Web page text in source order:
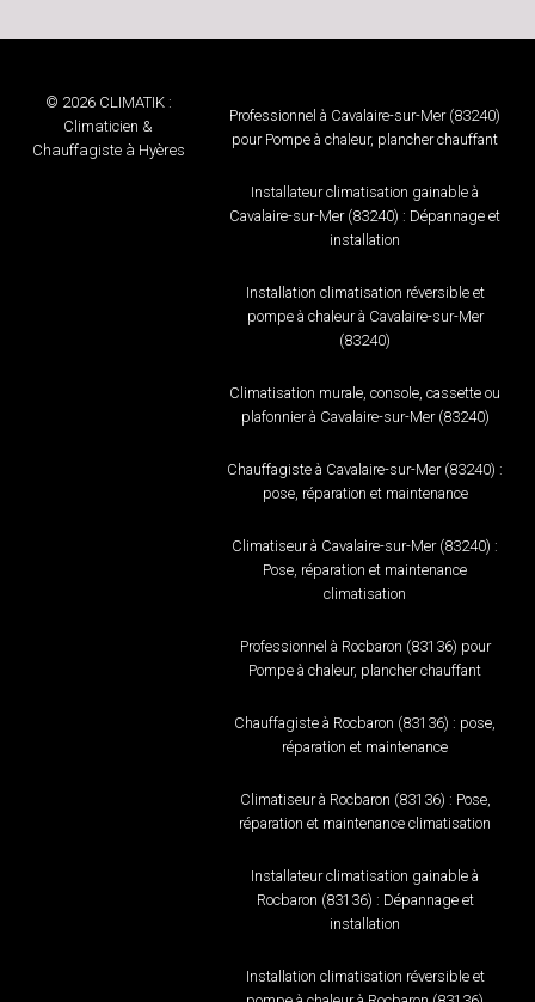
© 2026 CLIMATIK :
Climaticien &
Chauffagiste à Hyères
Professionnel à Cavalaire-sur-Mer (83240)
pour Pompe à chaleur, plancher chauffant
Installateur climatisation gainable à
Cavalaire-sur-Mer (83240) : Dépannage et
installation
Installation climatisation réversible et
pompe à chaleur à Cavalaire-sur-Mer
(83240)
Climatisation murale, console, cassette ou
plafonnier à Cavalaire-sur-Mer (83240)
Chauffagiste à Cavalaire-sur-Mer (83240) :
pose, réparation et maintenance
Climatiseur à Cavalaire-sur-Mer (83240) :
Pose, réparation et maintenance
climatisation
Professionnel à Rocbaron (83136) pour
Pompe à chaleur, plancher chauffant
Chauffagiste à Rocbaron (83136) : pose,
réparation et maintenance
Climatiseur à Rocbaron (83136) : Pose,
réparation et maintenance climatisation
Installateur climatisation gainable à
Rocbaron (83136) : Dépannage et
installation
Installation climatisation réversible et